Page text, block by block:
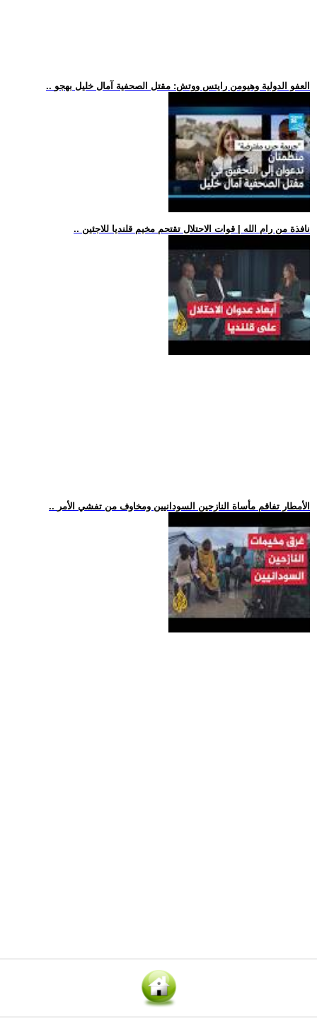
.. العفو الدولية وهيومن رايتس ووتش: مقتل الصحفية آمال خليل بهجو
.. نافذة من رام الله | قوات الاحتلال تقتحم مخيم قلنديا للاجئين
.. الأمطار تفاقم مأساة النازحين السودانيين ومخاوف من تفشي الأمر